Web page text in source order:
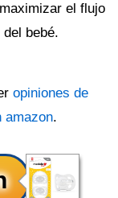
el flujo
bebé.
opiniones de
amazon.